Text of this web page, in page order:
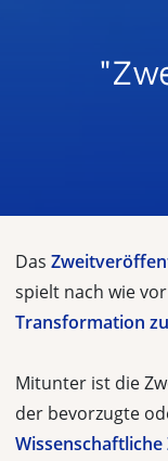
Das
spielt nach wie
Transformation
Mitunter ist die
der bevorzugte